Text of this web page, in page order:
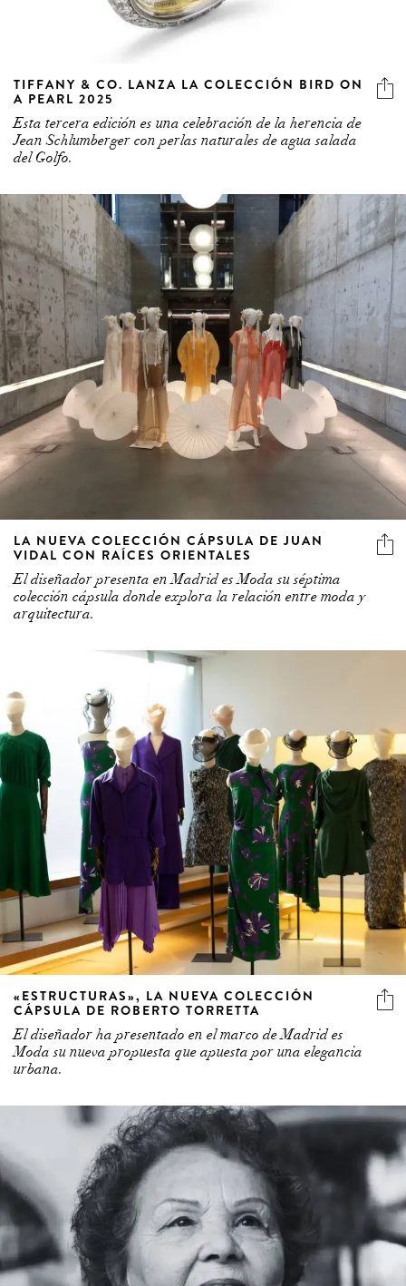
TIFFANY & CO. LANZA LA COLECCIÓN BIRD ON
A PEARL 2025
Esta tercera edición es una celebración de la herencia de
Jean Schlumberger con perlas naturales de agua salada
del Golfo.
LA NUEVA COLECCIÓN CÁPSULA DE JUAN
VIDAL CON RAÍCES ORIENTALES
El diseñador presenta en Madrid es Moda su séptima
colección cápsula donde explora la relación entre moda y
arquitectura.
«ESTRUCTURAS», LA NUEVA COLECCIÓN
CÁPSULA DE ROBERTO TORRETTA
El diseñador ha presentado en el marco de Madrid es
Moda su nueva propuesta que apuesta por una elegancia
urbana.